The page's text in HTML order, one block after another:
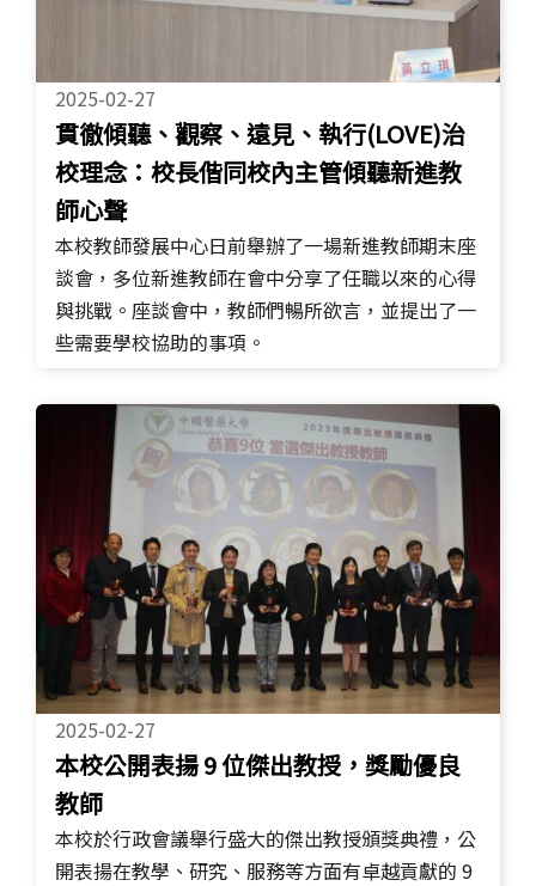
2025-02-27
貫徹傾聽、觀察、遠見、執行(LOVE)治
校理念：校長偕同校內主管傾聽新進教
師心聲
本校教師發展中心日前舉辦了一場新進教師期末座
談會，多位新進教師在會中分享了任職以來的心得
與挑戰。座談會中，教師們暢所欲言，並提出了一
些需要學校協助的事項。
2025-02-27
本校公開表揚 9 位傑出教授，獎勵優良
教師
本校於行政會議舉行盛大的傑出教授頒獎典禮，公
開表揚在教學、研究、服務等方面有卓越貢獻的 9